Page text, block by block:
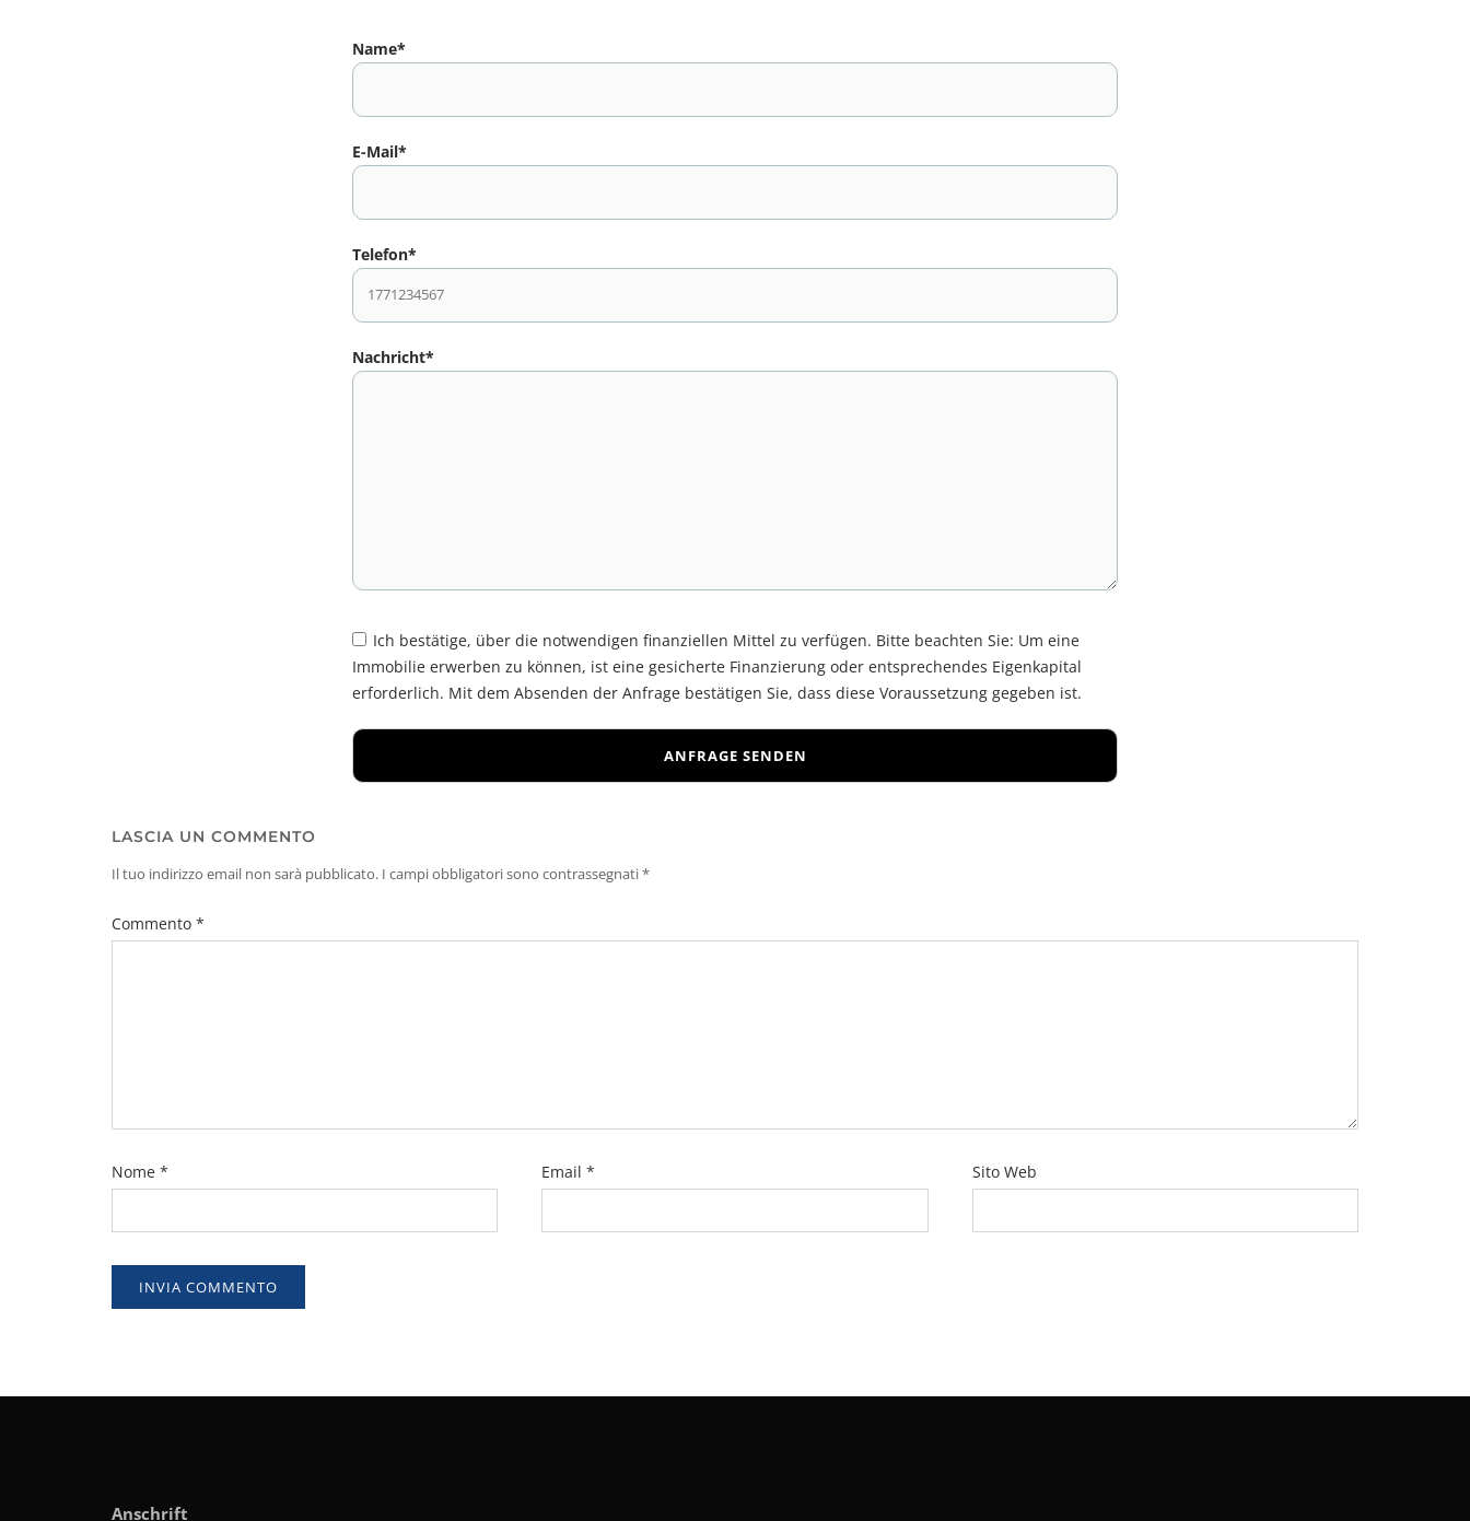
Name*
E-Mail*
Telefon*
Nachricht*
Ich bestätige, über die notwendigen finanziellen Mittel zu verfügen. Bitte beachten Sie: Um eine
Immobilie erwerben zu können, ist eine gesicherte Finanzierung oder entsprechendes Eigenkapital
erforderlich. Mit dem Absenden der Anfrage bestätigen Sie, dass diese Voraussetzung gegeben ist.
LASCIA UN COMMENTO
Il tuo indirizzo email non sarà pubblicato. I campi obbligatori sono contrassegnati*
Commento *
Nome * Email* Sito Web
Anschrift